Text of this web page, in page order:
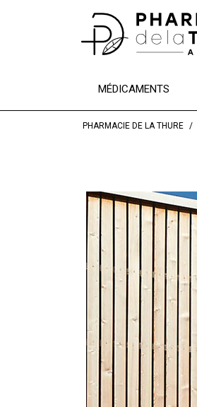
MÉDICAMENTS
PHARMACIE DE LA THURE